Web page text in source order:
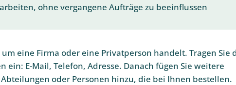
ohne vergangene Aufträge zu beeinflussen
um eine Firma oder eine Privatperson handelt. Tragen Sie
ein: E-Mail, Telefon, Adresse. Danach fügen Sie weitere
oder Personen hinzu, die bei Ihnen bestellen.